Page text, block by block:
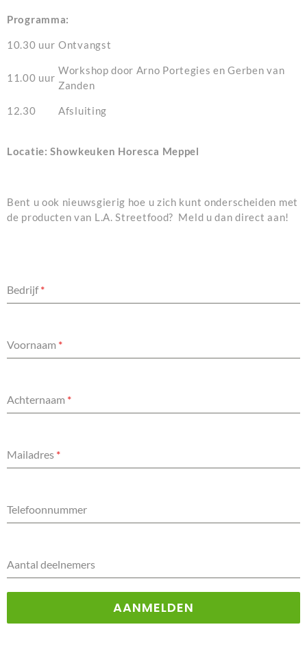
Programma:
10.30 uur Ontvangst
11.00 uur
Workshop door Arno Portegies en Gerben van
Zanden
12.30 Afsluiting
Locatie: Showkeuken Horesca Meppel
Bent u ook nieuwsgierig hoe u zich kunt onderscheiden met
de producten van L.A. Streetfood? Meld u dan direct aan!
Bedrijf*
Voornaam *
Achternaam *
Mailadres *
Telefoonnummer
Aantal deelnemers
AANMELDEN